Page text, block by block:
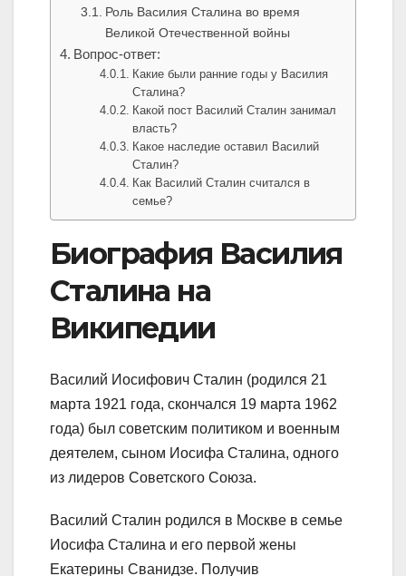
Роль Василия Сталина во время
Великой Отечественной войны
Вопрос-ответ:
Какие были ранние годы у Василия
Сталина?
Какой пост Василий Сталин занимал
власть?
Какое наследие оставил Василий
Сталин?
Как Василий Сталин считался в
семье?
Биография Василия
Сталина на
Википедии
Василий Иосифович Сталин (родился 21
марта 1921 года, скончался 19 марта 1962
года) был советским политиком и военным
деятелем, сыном Иосифа Сталина, одного
из лидеров Советского Союза.
Василий Сталин родился в Москве в семье
Иосифа Сталина и его первой жены
Екатерины Сванидзе. Получив